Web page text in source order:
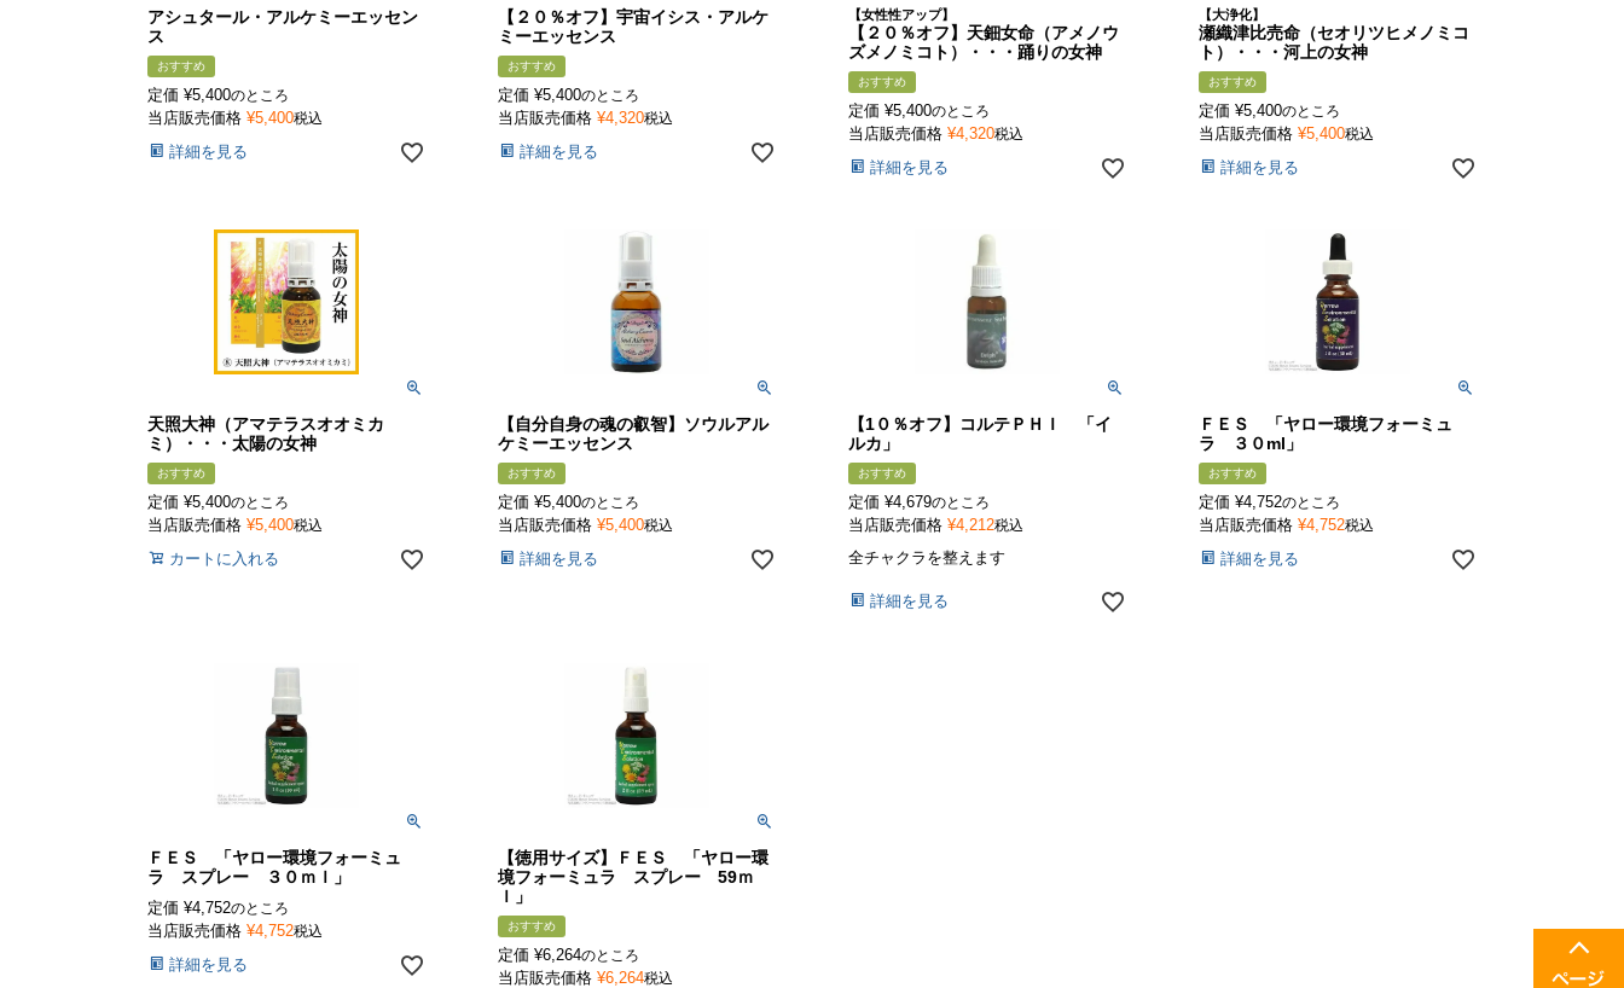
アシュタール・アルケミーエッセン
ス
おすすめ
定価 ¥5,400のところ
当店販売価格 ¥5,400税込
詳細を見る
【２０％オフ】宇宙イシス・アルケ
ミーエッセンス
おすすめ
定価 ¥5,400のところ
当店販売価格 ¥4,320税込
詳細を見る
【女性性アップ】
【２０％オフ】天鈿女命（アメノウ
ズメノミコト）・・・踊りの女神
おすすめ
定価 ¥5,400のところ
当店販売価格 ¥4,320税込
詳細を見る
【大浄化】
瀬織津比売命（セオリツヒメノミコ
ト）・・・河上の女神
おすすめ
定価 ¥5,400のところ
当店販売価格 ¥5,400税込
詳細を見る
天照大神（アマテラスオオミカ
ミ）・・・太陽の女神
おすすめ
定価 ¥5,400のところ
当店販売価格 ¥5,400税込
カートに入れる
【自分自身の魂の叡智】ソウルアル
ケミーエッセンス
おすすめ
定価 ¥5,400のところ
当店販売価格 ¥5,400税込
詳細を見る
【1０％オフ】コルテＰＨＩ 「イ
ルカ」
おすすめ
定価 ¥4,679のところ
当店販売価格 ¥4,212税込
全チャクラを整えます
詳細を見る
ＦＥＳ 「ヤロー環境フォーミュ
ラ ３０ml」
おすすめ
定価 ¥4,752のところ
当店販売価格 ¥4,752税込
詳細を見る
ＦＥＳ 「ヤロー環境フォーミュ
ラ スプレー ３０ｍｌ」
定価 ¥4,752のところ
当店販売価格 ¥4,752税込
詳細を見る
【徳用サイズ】ＦＥＳ 「ヤロー環
境フォーミュラ スプレー 59ｍ
ｌ」
おすすめ
定価 ¥6,264のところ
当店販売価格 ¥6,264税込